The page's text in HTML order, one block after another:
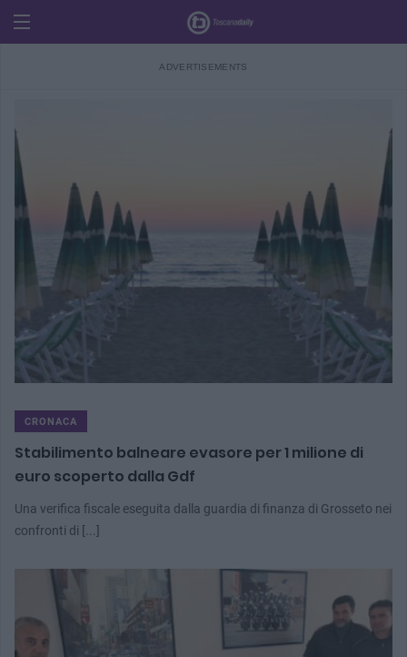
CRONACA
Stabilimento balneare evasore per 1 milione di
euro scoperto dalla Gdf
Una verifica fiscale eseguita dalla guardia di finanza di Grosseto nei
confronti di [...]